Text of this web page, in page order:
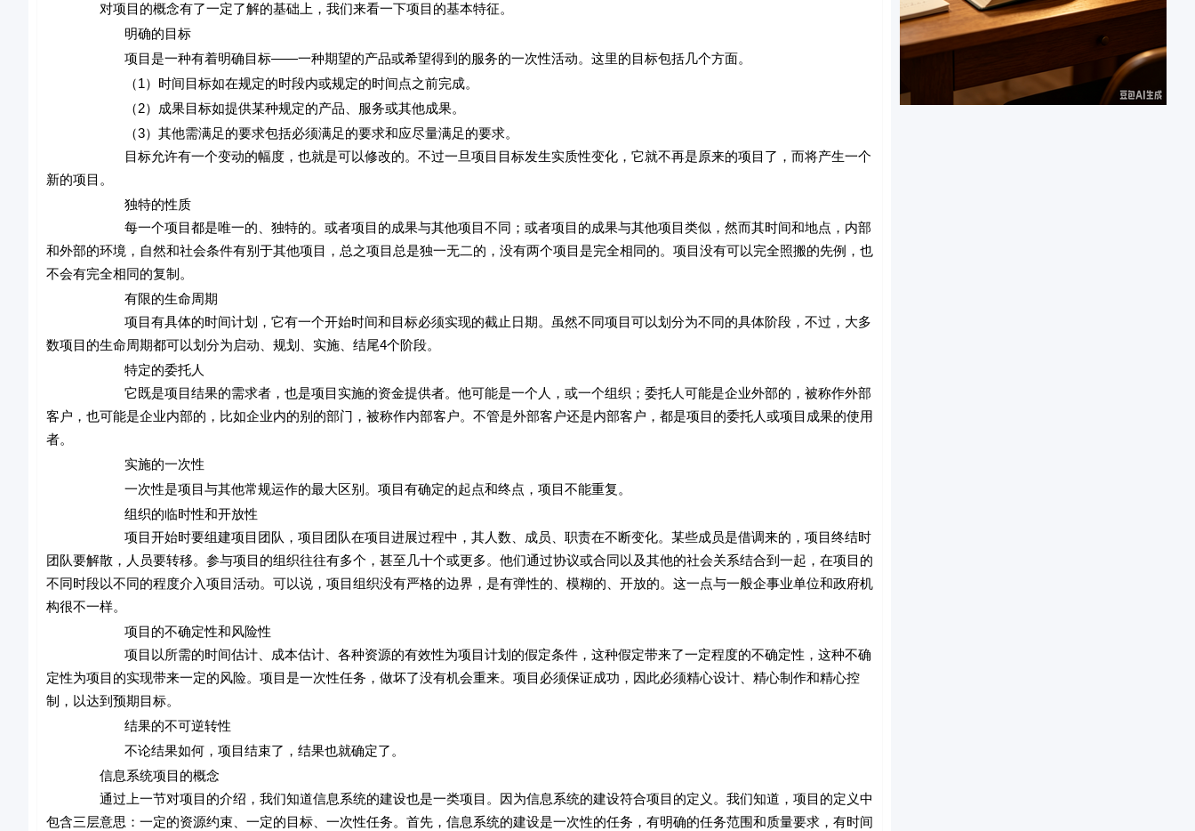
对项目的概念有了一定了解的基础上，我们来看一下项目的基本特征。
明确的目标
项目是一种有着明确目标——一种期望的产品或希望得到的服务的一次性活动。这里的目标包括几个方面。
（1）时间目标如在规定的时段内或规定的时间点之前完成。
（2）成果目标如提供某种规定的产品、服务或其他成果。
（3）其他需满足的要求包括必须满足的要求和应尽量满足的要求。
目标允许有一个变动的幅度，也就是可以修改的。不过一旦项目目标发生实质性变化，它就不再是原来的项目了，而将产生一个
新的项目。
独特的性质
每一个项目都是唯一的、独特的。或者项目的成果与其他项目不同；或者项目的成果与其他项目类似，然而其时间和地点，内部
和外部的环境，自然和社会条件有别于其他项目，总之项目总是独一无二的，没有两个项目是完全相同的。项目没有可以完全照搬的先例，也
不会有完全相同的复制。
有限的生命周期
项目有具体的时间计划，它有一个开始时间和目标必须实现的截止日期。虽然不同项目可以划分为不同的具体阶段，不过，大多
数项目的生命周期都可以划分为启动、规划、实施、结尾4个阶段。
特定的委托人
它既是项目结果的需求者，也是项目实施的资金提供者。他可能是一个人，或一个组织；委托人可能是企业外部的，被称作外部
客户，也可能是企业内部的，比如企业内的别的部门，被称作内部客户。不管是外部客户还是内部客户，都是项目的委托人或项目成果的使用
者。
实施的一次性
一次性是项目与其他常规运作的最大区别。项目有确定的起点和终点，项目不能重复。
组织的临时性和开放性
项目开始时要组建项目团队，项目团队在项目进展过程中，其人数、成员、职责在不断变化。某些成员是借调来的，项目终结时
团队要解散，人员要转移。参与项目的组织往往有多个，甚至几十个或更多。他们通过协议或合同以及其他的社会关系结合到一起，在项目的
不同时段以不同的程度介入项目活动。可以说，项目组织没有严格的边界，是有弹性的、模糊的、开放的。这一点与一般企事业单位和政府机
构很不一样。
项目的不确定性和风险性
项目以所需的时间估计、成本估计、各种资源的有效性为项目计划的假定条件，这种假定带来了一定程度的不确定性，这种不确
定性为项目的实现带来一定的风险。项目是一次性任务，做坏了没有机会重来。项目必须保证成功，因此必须精心设计、精心制作和精心控
制，以达到预期目标。
结果的不可逆转性
不论结果如何，项目结束了，结果也就确定了。
信息系统项目的概念
通过上一节对项目的介绍，我们知道信息系统的建设也是一类项目。因为信息系统的建设符合项目的定义。我们知道，项目的定义中
包含三层意思：一定的资源约束、一定的目标、一次性任务。首先，信息系统的建设是一次性的任务，有明确的任务范围和质量要求，有时间